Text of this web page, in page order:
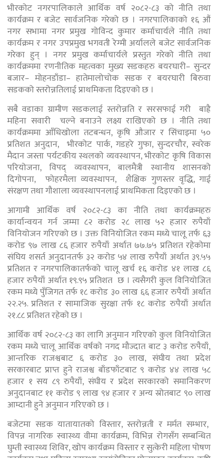
भीरकोट नगरपालिकाले आर्थिक वर्ष २०८२-८३ को नीति तथा
कार्यक्रम र बजेट सार्वजनिक गरेको छ । नगरपालिकाको १६ औं
नगर सभामा नगर प्रमुख गोविन्द कुमार कर्माचार्यले नीति तथा
कार्यक्रम र नगर उपप्रमुख भगवती रेग्मी अर्यालले बजेट सार्वजनिक
गरेका हुन् । नगर प्रमुख कर्माचार्यले प्रस्तुत गरेको नीति तथा
कार्यक्रममा रणनीतिक महत्वका मुख्य सडकहरु बयरघारी– सुन्दर
बजार– मोहनडाँडा– हातेमालोचोक सडक र बयरघारी बिरुवा
सडकको स्तरोन्नतिलाई प्राथमिकता दिइएको छ ।
सबै वडाका ग्रामीण सडकलाई स्तरोन्नति र सरसफाई गरी बाह्रै
महिना सवारी चल्ने बनाउने लक्ष्य राखिएको छ । नीति तथा
कार्यक्रममा आँधिखोला तटबन्धन, कृषि औजार र सिंचाइमा ५०
प्रतिशत अनुदान, भीरकोट पार्क, गडहरे गुफा, सुन्दरचौर, स्वरेक
मैदान जस्ता पर्यटकीय स्थलको व्यवस्थापन, भीरकोट कृषि विकास
परियोजना, विपद् व्यवस्थापन, बालमैत्री स्थानीय शासनको
दिगोपना, फोहरमैला व्यवस्थापन, शैक्षिक गुणस्तर वृद्धि, गाई
संरक्षण तथा गौशाला व्यवस्थापनलाई प्राथमिकता दिइएको छ ।
आगामी आर्थिक वर्ष २०८२-८३ का नीति तथा कार्यक्रमहरु
कार्यान्वयन गर्न जम्मा ८२ करोड २८ लाख ५२ हजार रुपैयाँ
विनियोजन गरिएको छ । उक्त विनियोजित रकम मध्ये चालू तर्फ ६३
करोड ९७ लाख ८६ हजार रुपैयाँ अर्थात ७७.७५ प्रतिशत रहेकोमा
संघिय शसर्त अनुदानतर्फ ३२ करोड ५४ लाख रुपैयाँ अर्थात ३९.५५
प्रतिशत र नगरपालिकातर्फको चालू खर्च १६ करोड ४१ लाख ८६
हजार रुपैयाँ अर्थात १९.९५ प्रतिशत छ । त्यसैगरी कुल विनियोजित
रकम मध्ये पुँजिगत तर्फ १८ करोड ३० लाख ६६ हजार रुपैयाँ अर्थात
२२.२५. प्रतिशत र सामाजिक सुरक्षा तर्फ १८ करोड रुपैयाँ अर्थात
२१.८८ प्रतिशत रहेको छ ।
आर्थिक वर्ष २०८२-८३ का लागि अनुमान गरिएको कुल विनियोजित
रकम मध्ये चालू आर्थिक वर्षको नगद मौज्दात बाट ३ करोड रुपैयाँ,
आन्तरिक राजश्वबाट ६ करोड ३० लाख, संघीय तथा प्रदेश
सरकारबाट प्राप्त हुने राजश्व बाँडफाँटबाट ९ करोड ४४ लाख ५८
हजार १ सय ८९ रुपैयाँ, संघीय र प्रदेश सरकारको समानिकरण
अनुदानबाट ११ करोड ९ लाख ९४ हजार र अन्य स्रोतबाट ९० लाख
आम्दानी हुने अनुमान गरिएको छ ।
बजेटमा सडक यातायातको विस्तार, स्तरोन्नती र मर्मत सम्भार,
विपन्न नागरिक स्वास्थ्य वीमा कार्यक्रम, विभिन्न रोगसँग सम्बन्धित
घुम्ती स्वास्थ्य शिविर, खोप कार्यक्रम विस्तार र सुत्केरी महिला पोषण